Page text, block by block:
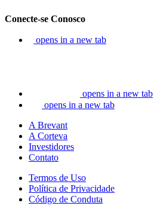
Conecte-se Conosco
opens in a new tab
opens in a new tab
opens in a new tab
A Brevant
A Corteva
Investidores
Contato
Termos de Uso
Política de Privacidade
Código de Conduta